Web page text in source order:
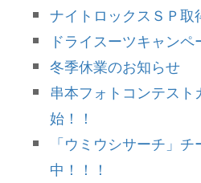
ナイトロックスＳＰ取
ドライスーツキャンペ
冬季休業のお知らせ
串本フォトコンテスト
始！！
「ウミウシサーチ」
中！！！